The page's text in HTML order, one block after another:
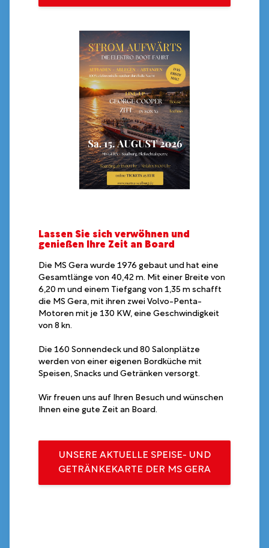
Lassen Sie sich verwöhnen und
genießen Ihre Zeit an Board
Die MS Gera wurde 1976 gebaut und hat eine
Gesamtlänge von 40,42 m. Mit einer Breite von
6,20 m und einem Tiefgang von 1,35 m schafft
die MS Gera, mit ihren zwei Volvo-Penta-
Motoren mit je 130 KW, eine Geschwindigkeit
von 8 kn.
Die 160 Sonnendeck und 80 Salonplätze
werden von einer eigenen Bordküche mit
Speisen, Snacks und Getränken versorgt.
Wir freuen uns auf Ihren Besuch und wünschen
Ihnen eine gute Zeit an Board.
UNSERE AKTUELLE SPEISE- UND
GETRÄNKEKARTE DER MS GERA